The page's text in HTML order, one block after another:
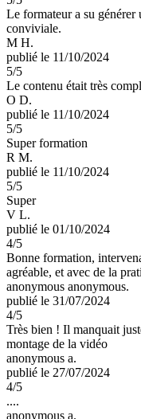
Le formateur a su générer
conviviale.
M H.
publié le 11/10/2024
5/5
Le contenu était très
O D.
publié le 11/10/2024
5/5
Super formation
R M.
publié le 11/10/2024
5/5
Super
V L.
publié le 01/10/2024
4/5
Bonne formation,
agréable, et avec de la
anonymous anonymous.
publié le 31/07/2024
4/5
Très bien ! Il manquait
montage de la vidéo
anonymous a.
publié le 27/07/2024
4/5
....
anonymous a.